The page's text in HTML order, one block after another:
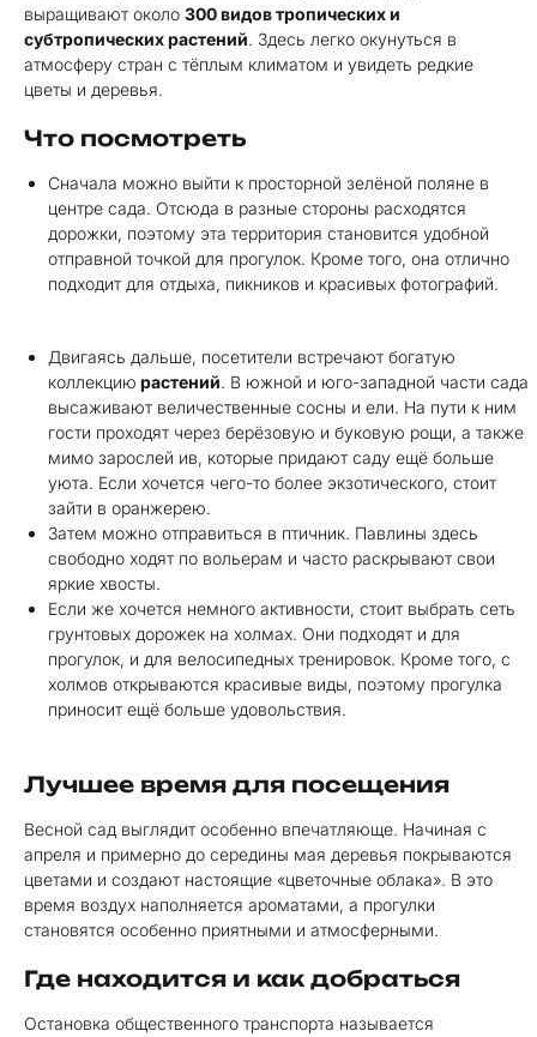
выращивают около 300 видов тропических и
субтропических растений. Здесь легко окунуться в
атмосферу стран с тёплым климатом и увидеть редкие
цветы и деревья.
Что посмотреть
Сначала можно выйти к просторной зелёной поляне в
центре сада. Отсюда в разные стороны расходятся
дорожки, поэтому эта территория становится удобной
отправной точкой для прогулок. Кроме того, она отлично
подходит для отдыха, пикников и красивых фотографий.
Двигаясь дальше, посетители встречают богатую
коллекцию растений. В южной и юго-западной части сада
высаживают величественные сосны и ели. На пути к ним
гости проходят через берёзовую и буковую рощи, а также
мимо зарослей ив, которые придают саду ещё больше
уюта. Если хочется чего-то более экзотического, стоит
зайти в оранжерею.
Затем можно отправиться в птичник. Павлины здесь
свободно ходят по вольерам и часто раскрывают свои
яркие хвосты.
Если же хочется немного активности, стоит выбрать сеть
грунтовых дорожек на холмах. Они подходят и для
прогулок, и для велосипедных тренировок. Кроме того, с
холмов открываются красивые виды, поэтому прогулка
приносит ещё больше удовольствия.
Лучшее время для посещения
Весной сад выглядит особенно впечатляюще. Начиная с
апреля и примерно до середины мая деревья покрываются
цветами и создают настоящие «цветочные облака». В это
время воздух наполняется ароматами, а прогулки
становятся особенно приятными и атмосферными.
Где находится и как добраться
Остановка общественного транспорта называется